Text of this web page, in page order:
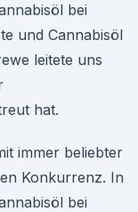
bei
und Cannabisöl
leitete uns
hat.
immer beliebter
Konkurrenz. In
bei